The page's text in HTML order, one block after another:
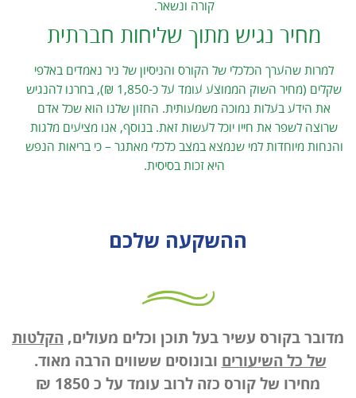
קורה ונשאר.
מחיר נגיש מתוך שליחות חברתית
למרות שהערך הכלכלי של הקורס והניסיון של ניר נאמדים באלפי
שקלים (מחיר השוק הממוצע עומד על כ-1,850 ₪), בחרנו להנגיש
את הידע בעלות נמוכה משמעותית. החזון שלנו הוא שכל אדם
שרוצה לשפר את חייו יוכל לעשות זאת. בנוסף, אנו מציעים מלגות
והנחות מיוחדות למי שנמצא במצב כלכלי מאתגר – כי בריאות הנפש
היא זכות בסיסית.
ההשקעה שלכם
מדובר בקורס עשיר בעל תוכן וכלים מעולים, הקלטות
של כל השיעורים ובונוסים ששווים הרבה מאוד.
מחירו של קורס כזה לרוב עומד על כ 1850 ₪